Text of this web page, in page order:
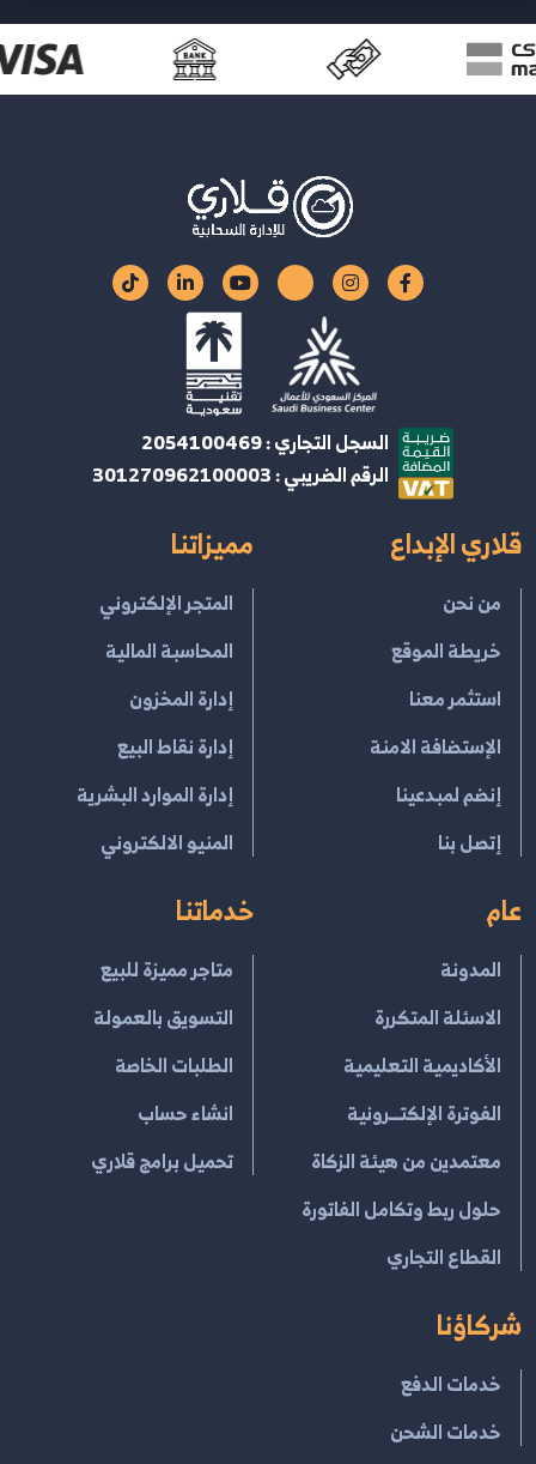
السجل التجاري : 2054100469
الرقم الضريبي : 301270962100003
قلاري الإبداع
من نحن
خريطة الموقع
استثمر معنا
الإستضافة الامنة
إنضم لمبدعينا
إتصل بنا
مميزاتنا
المتجر الإلكتروني
المحاسبة المالية
إدارة المخزون
إدارة نقاط البيع
إدارة الموارد البشرية
المنيو الالكتروني
عام
المدونة
الاسئلة المتكررة
الأكاديمية التعليمية
الفوترة الإلكتــرونية
معتمدين من هيئة الزكاة
حلول ربط وتكامل الفاتورة
القطاع التجاري
خدماتنا
متاجر مميزة للبيع
التسويق بالعمولة
الطلبات الخاصة
انشاء حساب
تحميل برامج قلاري
شركاؤنا
خدمات الدفع
خدمات الشحن